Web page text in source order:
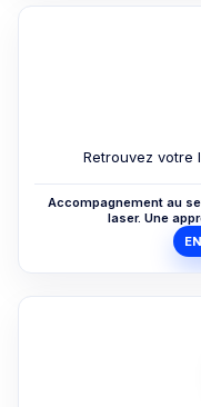
Retrouvez votre
Accompagnement au
laser. Une